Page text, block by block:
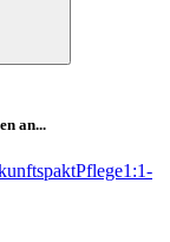
an...
1:1-